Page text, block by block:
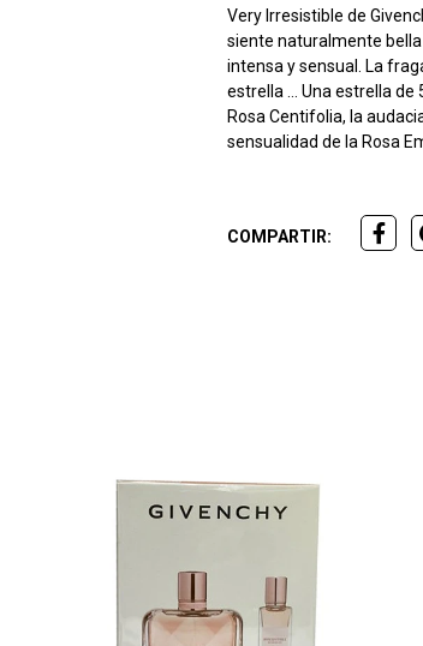
Very Irresistible de
siente naturalmente
intensa y sensual.
La
estrella ... Una estrella
Rosa Centifolia, la
sensualidad de la Rosa
COMPARTIR: